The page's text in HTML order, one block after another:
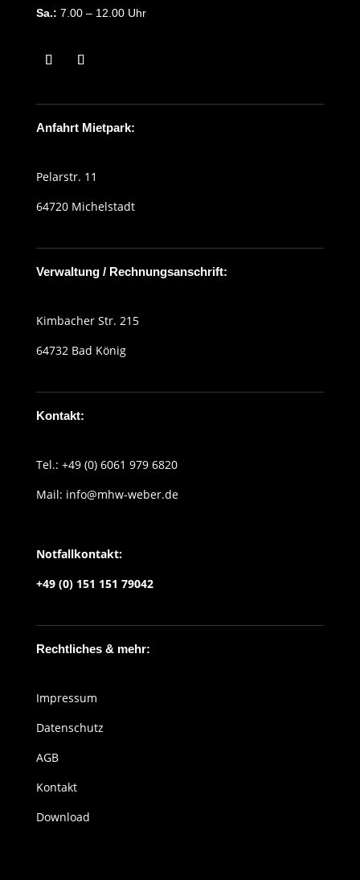
Sa.: 7.00 – 12.00 Uhr
Anfahrt Mietpark:
Pelarstr. 11
64720 Michelstadt
Verwaltung / Rechnungsanschrift:
Kimbacher Str. 215
64732 Bad König
Kontakt:
Tel.: +49 (0) 6061 979 6820
Mail: info@mhw-weber.de
Notfallkontakt:
+49 (0) 151 151 79042
Rechtliches & mehr:
Impressum
Datenschutz
AGB
Kontakt
Download